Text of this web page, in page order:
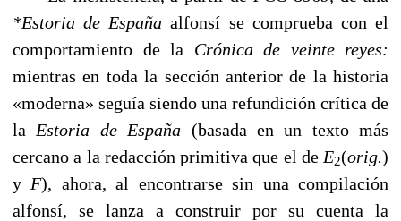
*Estoria de Españaalfonsí se comprueba con el
comportamiento de la Crónica de veinte reyes:
mientras en toda la sección anterior de la historia
«moderna» seguía siendo una refundición crítica de
la Estoria de España (basada en un texto más
cercano a la redacción primitiva que el de E2(orig.)
y F), ahora, al encontrarse sin una compilación
alfonsí, se lanza a construir por su cuenta la